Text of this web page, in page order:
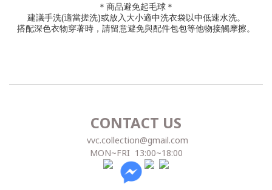
＊商品避免起毛球＊
建議手洗(適當搓洗)或放入大小適中洗衣袋以中低速水洗。
搭配深色衣物穿著時，請留意避免與配件包包等他物接觸摩擦。
CONTACT US
vvc.collection@gmail.com
MON~FRI 13:00~18:00